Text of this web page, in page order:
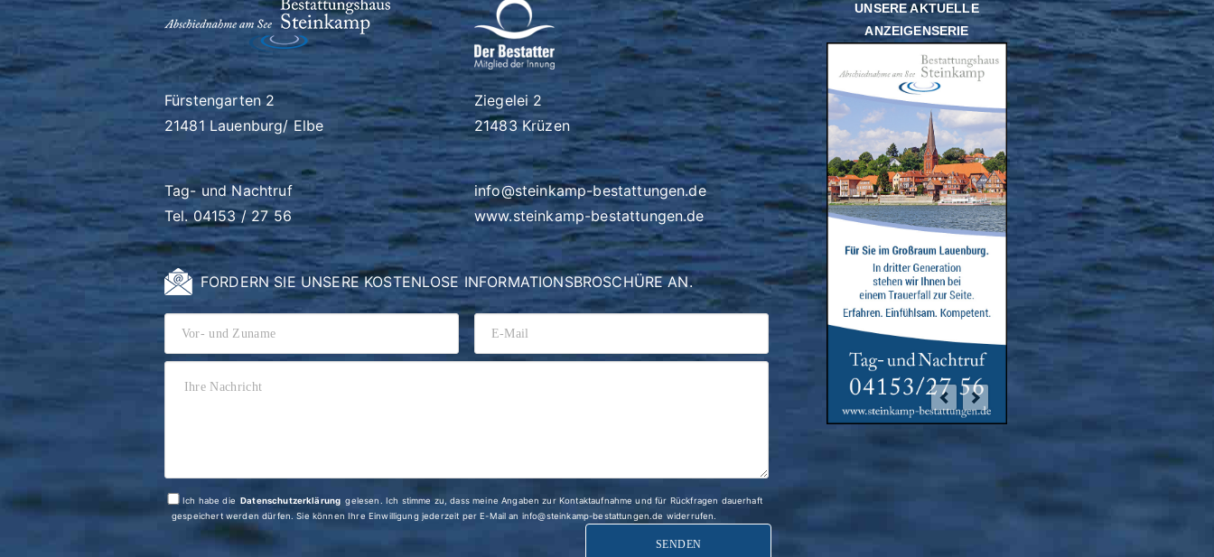
Fürstengarten 2
21481 Lauenburg/ Elbe
Ziegelei 2
21483 Krüzen
Tag- und Nachtruf
Tel. 04153 / 27 56
info@steinkamp-bestattungen.de
www.steinkamp-bestattungen.de
FORDERN SIE UNSERE KOSTENLOSE INFORMATIONSBROSCHÜRE AN.
Ich habe die Datenschutzerklärung gelesen. Ich stimme zu, dass meine Angaben zur Kontaktaufnahme und für Rückfragen dauerhaft
gespeichert werden dürfen. Sie können Ihre Einwilligung jederzeit per E-Mail an info@steinkamp-bestattungen.de widerrufen.
SENDEN
UNSERE AKTUELLE
ANZEIGENSERIE